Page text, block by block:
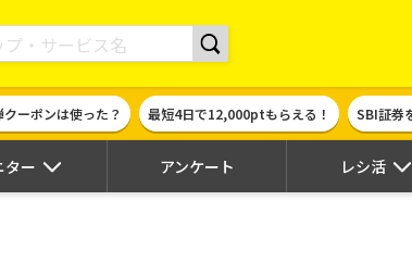
フト券に交換できるポイントサイト | ハピタス
ーポンは使った？ 最短4日で12,000ptもらえる！ SBI証券
ター アンケート レシ活